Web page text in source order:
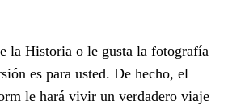
la Historia o le gusta la fotografía
es para usted. De hecho, el
le hará vivir un verdadero viaje